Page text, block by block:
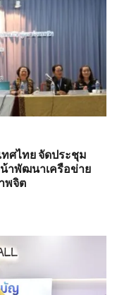
ศไทย จัดประชุม
าพัฒนาเครือข่าย
พจิต